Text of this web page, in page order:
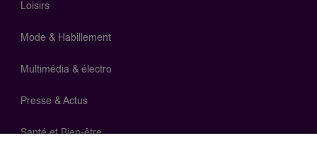
Loisirs
Mode & Habillement
Multimédia & électro
Presse & Actus
Santé et Bien-être